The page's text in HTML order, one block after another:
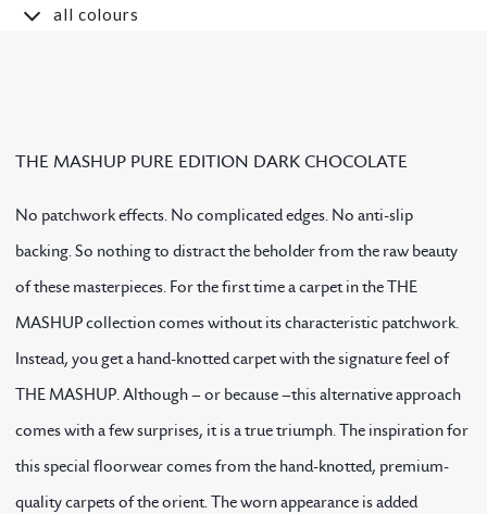
all colours
THE MASHUP PURE EDITION DARK CHOCOLATE
No patchwork effects. No complicated edges. No anti-slip
backing. So nothing to distract the beholder from the raw beauty
of these masterpieces. For the first time a carpet in the THE
MASHUP collection comes without its characteristic patchwork.
Instead, you get a hand-knotted carpet with the signature feel of
THE MASHUP. Although – or because –this alternative approach
comes with a few surprises, it is a true triumph. The inspiration for
this special floorwear comes from the hand-knotted, premium-
quality carpets of the orient. The worn appearance is added